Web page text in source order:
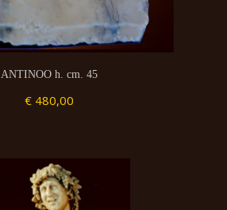
ANTINOO h. cm. 45
€ 480,00